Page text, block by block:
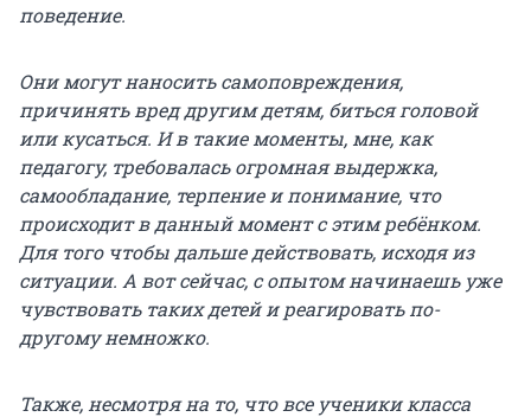
поведение.
Они могут наносить самоповреждения,
причинять вред другим детям, биться головой
или кусаться. И в такие моменты, мне, как
педагогу, требовалась огромная выдержка,
самообладание, терпение и понимание, что
происходит в данный момент с этим ребёнком.
Для того чтобы дальше действовать, исходя из
ситуации. А вот сейчас, с опытом начинаешь уже
чувствовать таких детей и реагировать по-
другому немножко.
Также, несмотря на то, что все ученики класса